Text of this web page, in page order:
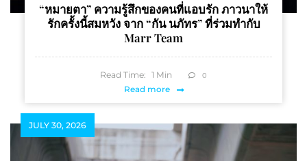
“หมายตา” ความรู้สึกของคนที่แอบรัก ภาวนาให้
รักครั้งนี้สมหวัง จาก “กัน นภัทร” ที่ร่วมทำกับ
Marr Team
Read Time: 1 Min 0
Read more
JULY 30, 2026